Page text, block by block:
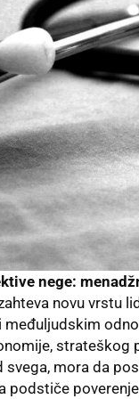
nege:
novu vrstu
međuljudskim
strateškog
svega, mora da
podstiče